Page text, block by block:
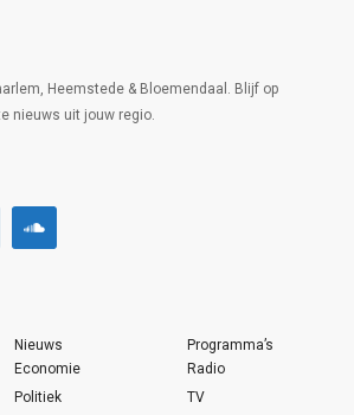
Heemstede & Bloemendaal. Blijf op
nieuws uit jouw regio.
Nieuws
Economie
Politiek
Programma’s
Radio
TV